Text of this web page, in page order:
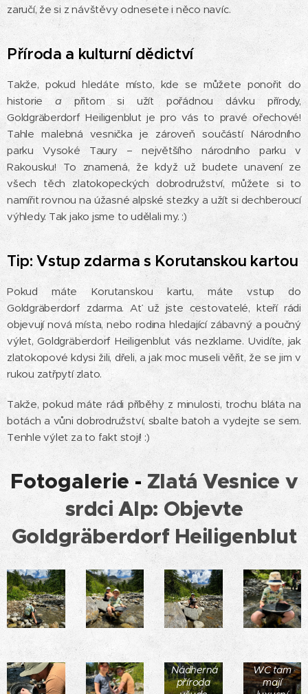
zaručí, že si z návštěvy odnesete i něco navíc.
Příroda a kulturní dědictví
Takže, pokud hledáte místo, kde se můžete ponořit do
historieapřitom si užít pořádnou dávku přírody,
Goldgräberdorf Heiligenblut je pro vás to pravé ořechové!
Tahle malebná vesnička je zároveň součástí Národního
parku Vysoké Taury – největšího národního parku v
Rakousku! To znamená, že když už budete unavení ze
všech těch zlatokopeckých dobrodružství, můžete si to
namířit rovnou na úžasné alpské stezky a užít si dechberoucí
výhledy. Tak jako jsme to udělali my. :)
Tip: Vstup zdarma s Korutanskou kartou
Pokud máte Korutanskou kartu, máte vstup do
Goldgräberdorf zdarma. Ať už jste cestovatelé, kteří rádi
objevují nová místa, nebo rodina hledající zábavný a poučný
výlet, Goldgräberdorf Heiligenblut vás nezklame. Uvidíte, jak
zlatokopové kdysi žili, dřeli, a jak moc museli věřit, že se jim v
rukou zatřpytí zlato.
Takže, pokud máte rádi příběhy z minulosti, trochu bláta na
botách a vůni dobrodružství, sbalte batoh a vydejte se sem.
Tenhle výlet za to fakt stojí! :)
Fotogalerie- Zlatá Vesnice v
srdci Alp: Objevte
Goldgräberdorf Heiligenblut
Nádherná
příroda
WC tam
mají